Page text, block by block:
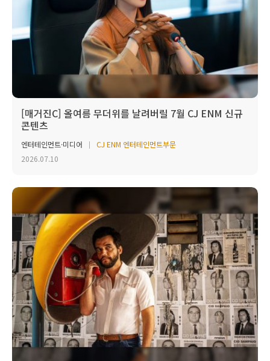
[매거진C] 올여름 무더위를 날려버릴 7월 CJ ENM 신규
콘텐츠
엔터테인먼트·미디어
CJ ENM 엔터테인먼트부문
2026.07.10